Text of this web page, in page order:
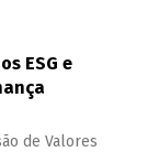
ESG e
de Valores